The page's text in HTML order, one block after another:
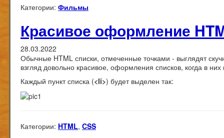
Категории: Фильмы
Красивое оформление
28.03.2022
Обычные HTML списки, отмеченные точками - выглядят
взгляд довольно красивое, оформления списков, когда в них
Каждый пункт списка (<li>) будет выделен так:
Категории: HTML, CSS